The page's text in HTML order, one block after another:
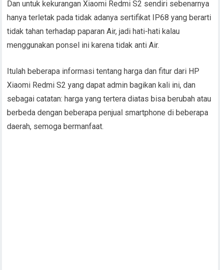
Dan untuk kekurangan Xiaomi Redmi S2 sendiri sebenarnya
hanya terletak pada tidak adanya sertifikat IP68 yang berarti
tidak tahan terhadap paparan Air, jadi hati-hati kalau
menggunakan ponsel ini karena tidak anti Air.
Itulah beberapa informasi tentang harga dan fitur dari HP
Xiaomi Redmi S2 yang dapat admin bagikan kali ini, dan
sebagai catatan: harga yang tertera diatas bisa berubah atau
berbeda dengan beberapa penjual smartphone di beberapa
daerah, semoga bermanfaat.